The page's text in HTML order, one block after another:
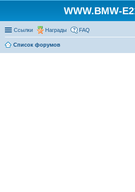
WWW.BMW-
Ссылки Награды FAQ
Список форумов